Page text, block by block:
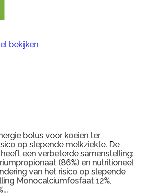
bekijken
bolus voor koeien ter
op slepende melkziekte. De
een verbeterde samenstelling:
(86%) en nutritioneel
van het risico op slepende
Monocalciumfosfaat 12%,